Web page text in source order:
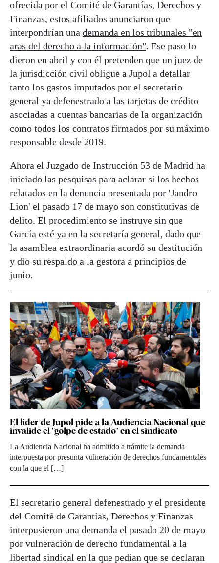
ofrecida por el Comité de Garantías, Derechos y
Finanzas, estos afiliados anunciaron que
interpondrían una demanda en los tribunales "en
aras del derecho a la información". Ese paso lo
dieron en abril y con él pretenden que un juez de
la jurisdicción civil obligue a Jupol a detallar
tanto los gastos imputados por el secretario
general ya defenestrado a las tarjetas de crédito
asociadas a cuentas bancarias de la organización
como todos los contratos firmados por su máximo
responsable desde 2019.
Ahora el Juzgado de Instrucción 53 de Madrid ha
iniciado las pesquisas para aclarar si los hechos
relatados en la denuncia presentada por 'Jandro
Lion' el pasado 17 de mayo son constitutivas de
delito. El procedimiento se instruye sin que
García esté ya en la secretaría general, dado que
la asamblea extraordinaria acordó su destitución
y dio su respaldo a la gestora a principios de
junio.
El líder de Jupol pide a la Audiencia Nacional que
invalide el "golpe de estado" en el sindicato
La Audiencia Nacional ha admitido a trámite la demanda
interpuesta por presunta vulneración de derechos fundamentales
con la que el […]
El secretario general defenestrado y el presidente
del Comité de Garantías, Derechos y Finanzas
interpusieron una demanda el pasado 20 de mayo
por vulneración de derecho fundamental a la
libertad sindical en la que pedían que se declaran